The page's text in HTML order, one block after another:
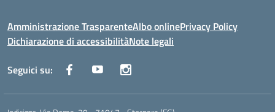
Amministrazione TrasparenteAlbo onlinePrivacy Policy
Dichiarazione di accessibilitàNote legali
Seguici su: